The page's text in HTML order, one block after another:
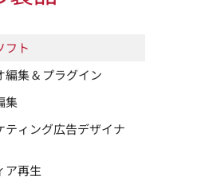
フト
編集 & プラグイン
集
ティング広告デザイナ
ア再生